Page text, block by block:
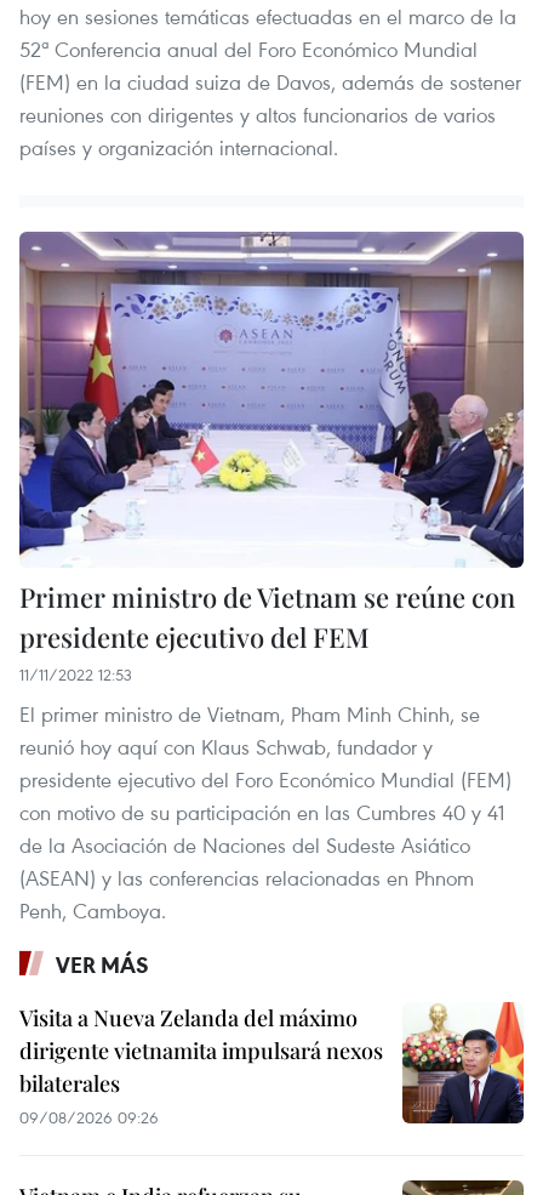
hoy en sesiones temáticas efectuadas en el marco de la
52ª Conferencia anual del Foro Económico Mundial
(FEM) en la ciudad suiza de Davos, además de sostener
reuniones con dirigentes y altos funcionarios de varios
países y organización internacional.
Primer ministro de Vietnam se reúne con
presidente ejecutivo del FEM
11/11/2022 12:53
El primer ministro de Vietnam, Pham Minh Chinh, se
reunió hoy aquí con Klaus Schwab, fundador y
presidente ejecutivo del Foro Económico Mundial (FEM)
con motivo de su participación en las Cumbres 40 y 41
de la Asociación de Naciones del Sudeste Asiático
(ASEAN) y las conferencias relacionadas en Phnom
Penh, Camboya.
VER MÁS
Visita a Nueva Zelanda del máximo
dirigente vietnamita impulsará nexos
bilaterales
09/08/2026 09:26